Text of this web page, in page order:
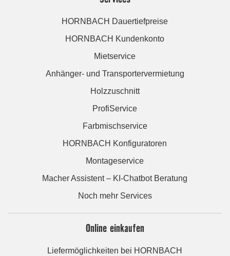
HORNBACH Dauertiefpreise
HORNBACH Kundenkonto
Mietservice
Anhänger- und Transportervermietung
Holzzuschnitt
ProfiService
Farbmischservice
HORNBACH Konfiguratoren
Montageservice
Macher Assistent – KI-Chatbot Beratung
Noch mehr Services
Online einkaufen
Liefermöglichkeiten bei HORNBACH